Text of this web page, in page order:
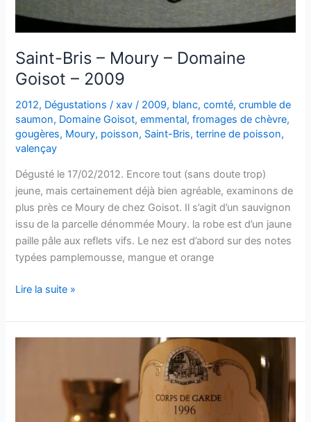
Saint-Bris – Moury – Domaine
Goisot – 2009
2012, Dégustations /xav/ 2009, blanc,comté,crumble de
saumon, Domaine Goisot,emmental,fromages de chèvre,
gougères, Moury, poisson, Saint-Bris,terrine de poisson,
valençay
Dégusté le 17/02/2012. Encore tout (sans doute trop)
jeune, mais certainement déjà bien agréable, examinons de
plus près ce Moury de chez Goisot. Il s’agit d’un sauvignon
issu de la parcelle dénommée Moury. la robe est d’un jaune
paille pâle aux reflets vifs. Le nez est d’abord sur des notes
typées pamplemousse, mangue et orange
Saint-
–
Moury
Lire la suite »